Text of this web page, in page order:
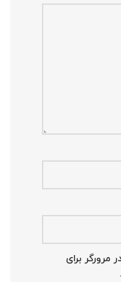
مرورگر برای